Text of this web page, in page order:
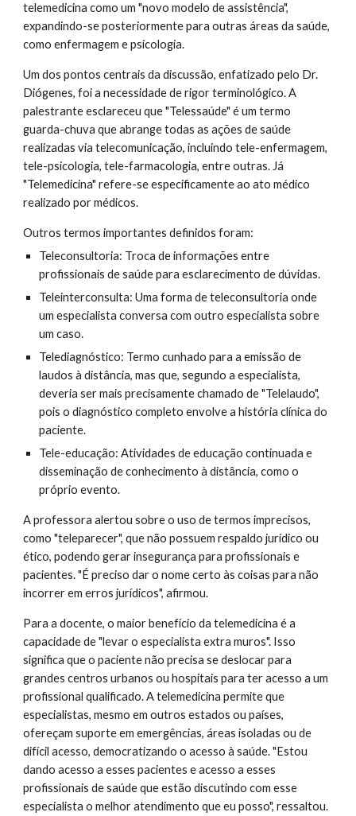
telemedicina como um "novo modelo de assistência",
expandindo-se posteriormente para outras áreas da saúde,
como enfermagem e psicologia.
Um dos pontos centrais da discussão, enfatizado pelo Dr.
Diógenes, foi a necessidade de rigor terminológico. A
palestrante esclareceu que "Telessaúde" é um termo
guarda-chuva que abrange todas as ações de saúde
realizadas via telecomunicação, incluindo tele-enfermagem,
tele-psicologia, tele-farmacologia, entre outras. Já
"Telemedicina" refere-se especificamente ao ato médico
realizado por médicos.
Outros termos importantes definidos foram:
Teleconsultoria: Troca de informações entre
profissionais de saúde para esclarecimento de dúvidas.
Teleinterconsulta: Uma forma de teleconsultoria onde
um especialista conversa com outro especialista sobre
um caso.
Telediagnóstico: Termo cunhado para a emissão de
laudos à distância, mas que, segundo a especialista,
deveria ser mais precisamente chamado de "Telelaudo",
pois o diagnóstico completo envolve a história clínica do
paciente.
Tele-educação: Atividades de educação continuada e
disseminação de conhecimento à distância, como o
próprio evento.
A professora alertou sobre o uso de termos imprecisos,
como "teleparecer", que não possuem respaldo jurídico ou
ético, podendo gerar insegurança para profissionais e
pacientes. "É preciso dar o nome certo às coisas para não
incorrer em erros jurídicos", afirmou.
Para a docente, o maior benefício da telemedicina é a
capacidade de "levar o especialista extra muros". Isso
significa que o paciente não precisa se deslocar para
grandes centros urbanos ou hospitais para ter acesso a um
profissional qualificado. A telemedicina permite que
especialistas, mesmo em outros estados ou países,
ofereçam suporte em emergências, áreas isoladas ou de
difícil acesso, democratizando o acesso à saúde. "Estou
dando acesso a esses pacientes e acesso a esses
profissionais de saúde que estão discutindo com esse
especialista o melhor atendimento que eu posso", ressaltou.